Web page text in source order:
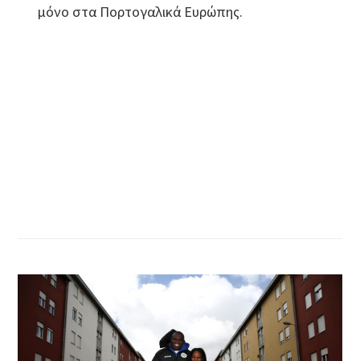
μόνο στα Πορτογαλικά Ευρώπης.